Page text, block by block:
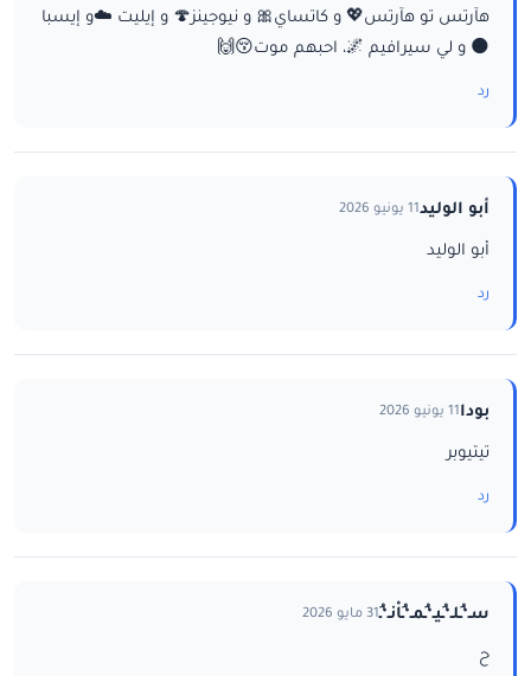
هآرتس تو هآرتس💖 و كاتساي🎀 و نيوجينز🍄 و إيليت ☁️و إيسبا
🌑 و لي سيرافيم 🌌، احبهم موت😚🙌
رد
أبو الوليد11 يونيو 2026
أبو الوليد
رد
بودا11 يونيو 2026
تيتيوبر
رد
سـ‘ـُلـ‘ـُيـ‘ـُمـ‘ـُاْنـ‘ـُ31 مايو 2026
ح